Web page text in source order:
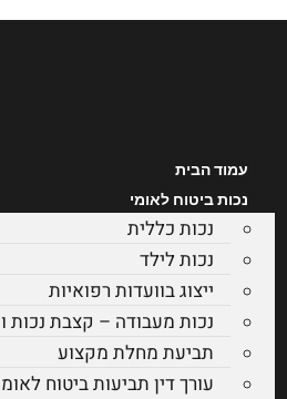
עמוד הבית
נכות ביטוח לאומי
נכות כללית
נכות לילד
ייצוג בוועדות רפואיות
נכות מעבודה – קצבת נכות
תביעת מחלת מקצוע
עורך דין תביעות ביטוח